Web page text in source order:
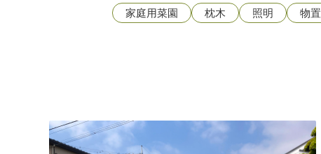
家庭用菜園
枕木 照明 物置